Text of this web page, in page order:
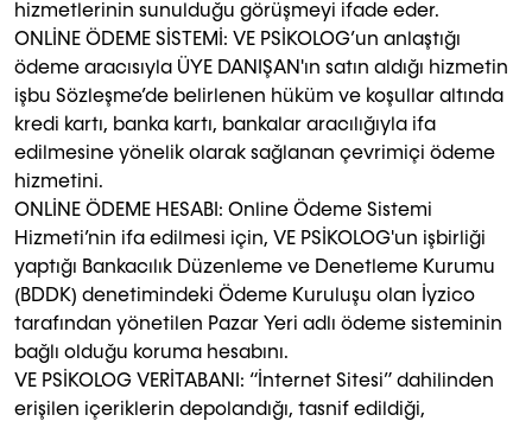
hizmetlerinin sunulduğu görüşmeyi ifade eder.
ONLİNE ÖDEME SİSTEMİ: VE PSİKOLOG’un anlaştığı
ödeme aracısıyla ÜYE DANIŞAN'ın satın aldığı hizmetin
işbu Sözleşme’de belirlenen hüküm ve koşullar altında
kredi kartı, banka kartı, bankalar aracılığıyla ifa
edilmesine yönelik olarak sağlanan çevrimiçi ödeme
hizmetini.
ONLİNE ÖDEME HESABI: Online Ödeme Sistemi
Hizmeti’nin ifa edilmesi için, VE PSİKOLOG'un işbirliği
yaptığı Bankacılık Düzenleme ve Denetleme Kurumu
(BDDK) denetimindeki Ödeme Kuruluşu olan İyzico
tarafından yönetilen Pazar Yeri adlı ödeme sisteminin
bağlı olduğu koruma hesabını.
VE PSİKOLOG VERİTABANI: “İnternet Sitesi” dahilinden
erişilen içeriklerin depolandığı, tasnif edildiği,